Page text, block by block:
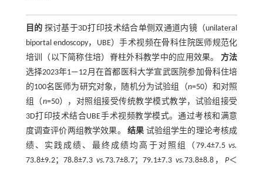
目的 探讨基于3D打印技术结合单侧双通道内镜（unilateral
biportal endoscopy，UBE）手术视频在骨科住院医师规范化
培训（以下简称住培）脊柱外科教学中的应用效果。 方法
选择2023年1—12月在首都医科大学宣武医院参加骨科住培
的100名医师为研究对象，随机分为试验组（n=50）和对照
组（n=50），对照组接受传统教学模式教学，试验组接受
3D打印技术结合UBE手术视频教学模式。通过考核和满意
度调查评价两组教学效果。 结果 试验组学生的理论考核成
绩、实践成绩、最终成绩均高于对照组（79.4±7.5vs.
73.8±9.2；78.8±7.3 vs.73.7±8.7；79.1±7.3 vs.73.8±8.8，P＜